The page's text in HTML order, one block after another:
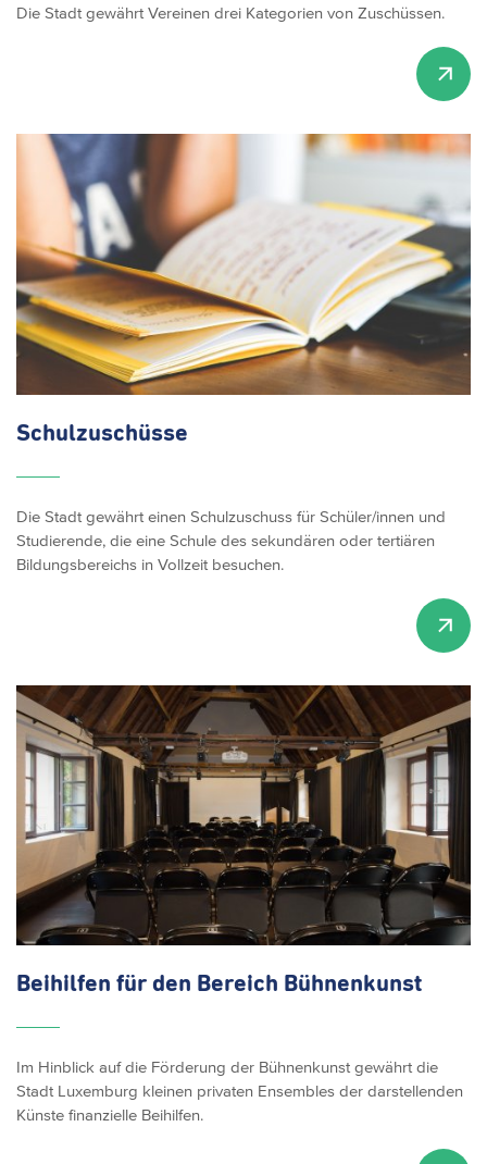
Die Stadt gewährt Vereinen drei Kategorien von Zuschüssen.
Schulzuschüsse
Die Stadt gewährt einen Schulzuschuss für Schüler/innen und
Studierende, die eine Schule des sekundären oder tertiären
Bildungsbereichs in Vollzeit besuchen.
Beihilfen für den Bereich Bühnenkunst
Im Hinblick auf die Förderung der Bühnenkunst gewährt die
Stadt Luxemburg kleinen privaten Ensembles der darstellenden
Künste finanzielle Beihilfen.